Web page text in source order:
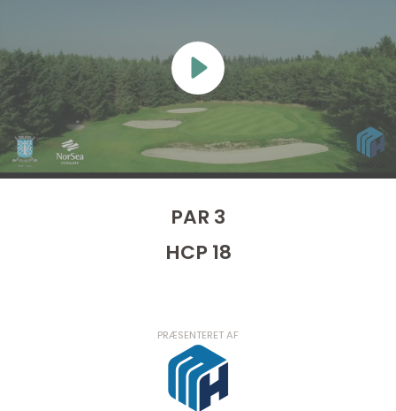
PAR 3
HCP 18
PRÆSENTERET AF